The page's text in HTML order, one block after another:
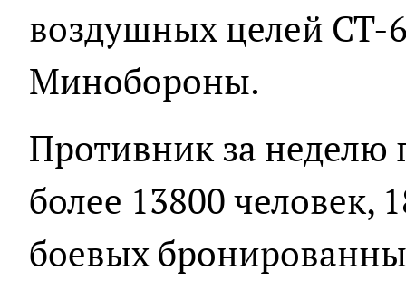
воздушных целей СТ-
Минобороны.
Противник за неделю
более 13800 человек,
боевых